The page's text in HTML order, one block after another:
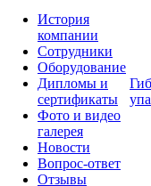
История
компании
Сотрудники
Оборудование
Дипломы и
сертификаты
Фото и видео
галерея
Новости
Вопрос-ответ
Отзывы